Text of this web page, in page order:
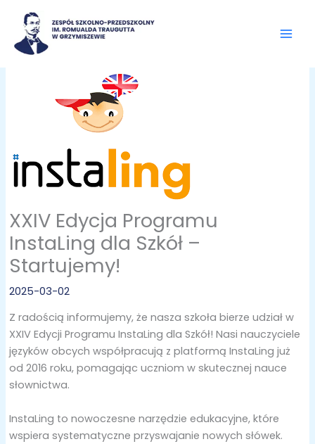
treści
XXIV Edycja Programu
InstaLing dla Szkół –
Startujemy!
2025-03-02
Z radością informujemy, że nasza szkoła bierze udział w
XXIV Edycji Programu InstaLing dla Szkół! Nasi nauczyciele
języków obcych współpracują z platformą InstaLing już
od 2016 roku, pomagając uczniom w skutecznej nauce
słownictwa.
InstaLing to nowoczesne narzędzie edukacyjne, które
wspiera systematyczne przyswajanie nowych słówek.